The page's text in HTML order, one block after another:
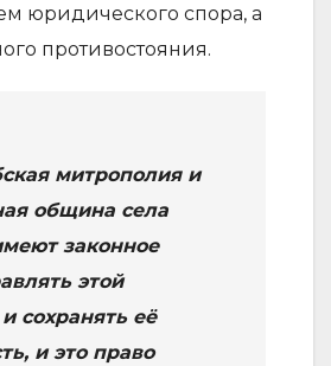
юридического спора, а
противостояния.
митрополия и
община села
законное
этой
сохранять её
и это право